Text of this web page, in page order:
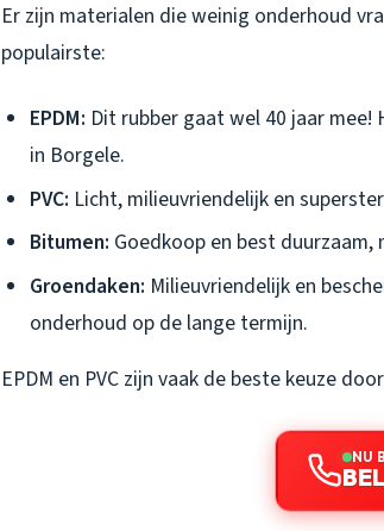
Er zijn materialen die weinig onderhoud
populairste:
EPDM: Dit rubber gaat wel 40 jaar
in Borgele.
PVC: Licht, milieuvriendelijk en
Bitumen: Goedkoop en best
Groendaken: Milieuvriendelijk en
onderhoud op de lange termijn.
EPDM en PVC zijn vaak de beste keuze
NU